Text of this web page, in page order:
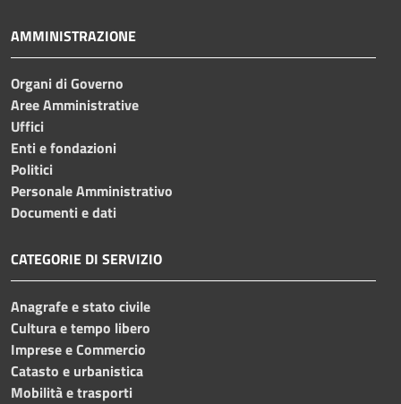
AMMINISTRAZIONE
Organi di Governo
Aree Amministrative
Uffici
Enti e fondazioni
Politici
Personale Amministrativo
Documenti e dati
CATEGORIE DI SERVIZIO
Anagrafe e stato civile
Cultura e tempo libero
Imprese e Commercio
Catasto e urbanistica
Mobilità e trasporti